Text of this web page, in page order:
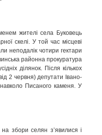
жителі села Буковець
скелі. У той час місцеві
неподалік чотири гектари
районна прокуратура
ділянок. Після кількох
2 червня) депутати Івано-
навколо Писаного каменя. У
збори селян з’явилися і